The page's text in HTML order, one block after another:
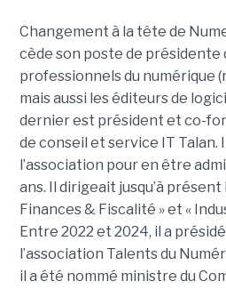
Changement à la tête de
cède son poste de présidente
professionnels du numérique
mais aussi les éditeurs de
dernier est président et co-
de conseil et service IT Talan.
l’association pour en être
ans. Il dirigeait jusqu’à présent
Finances & Fiscalité » et «
Entre 2022 et 2024, il a
l’association Talents du
il a été nommé ministre du